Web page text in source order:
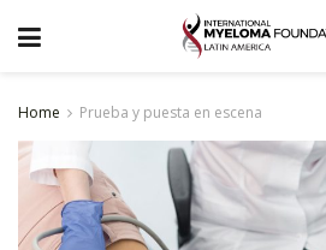
Home Prueba y puesta en escena